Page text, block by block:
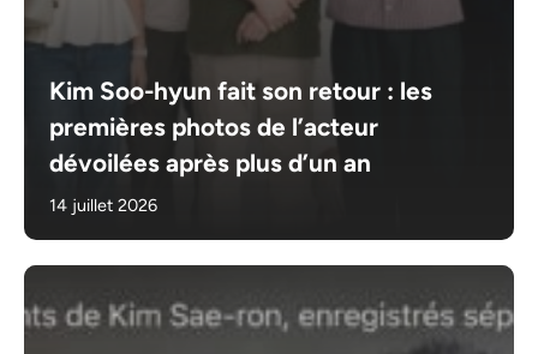
Kim Soo-hyun fait son retour : les
premières photos de l’acteur
dévoilées après plus d’un an
14 juillet 2026